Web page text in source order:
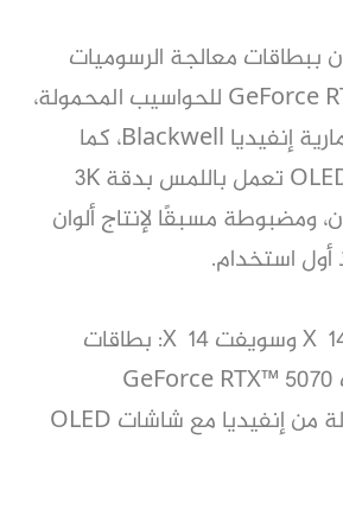
ببطاقات معالجة الرسوميات
إنفيديا GeForce RTX™ 5070 للحواسيب المحمولة،
والمبنية على معمارية إنفيديا Blackwell، كما
يتميزان بشاشات OLED تعمل باللمس بدقة 3K
ومضبوطة مسبقًا لإنتاج ألوان
استخدام.
آيسر سويفت X 14 AI وسويفت X 14: بطاقات
للحواسيب المحمولة من إنفيديا مع شاشات OLED